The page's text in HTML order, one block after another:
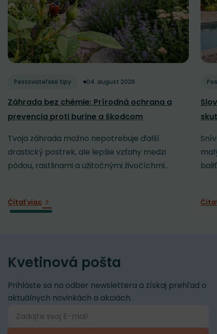
Pestovateľské tipy 04. august 2026
Záhrada bez chémie: Prírodná ochrana a
prevencia proti burine a škodcom
Tvoja záhrada možno nepotrebuje ďalší
drastický postrek, ale lepšie vzťahy medzi
pôdou, rastlinami a užitočnými živočíchmi...
Čítať viac
Kvetinová pošta
Prihláste sa na odber newslettera a získaj prehľad o
aktuálnych novinkách a akciách.